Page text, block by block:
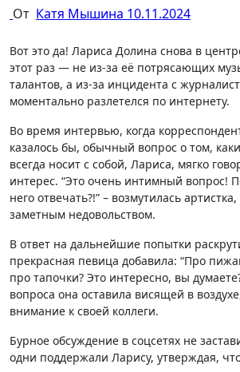
От Катя Мышина 10.11.2024
Вот это да! Лариса Долина снова в центре внимания, и на
этот раз — не из-за её потрясающих
талантов, а из-за инцидента с
моментально разлетелся по интернету.
Во время интервью, когда
казалось бы, обычный вопрос о том,
всегда носит с собой, Лариса, мягко
интерес. “Это очень интимный вопрос!
него отвечать?!” – возмутилась
заметным недовольством.
В ответ на дальнейшие попытки
прекрасная певица добавила: “Про
про тапочки? Это интересно, вы
вопроса она оставила висящей в
внимание к своей коллеги.
Бурное обсуждение в соцсетях не
одни поддержали Ларису, утверждая,